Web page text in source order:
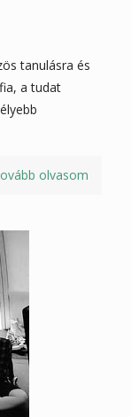
tanulásra és
a tudat
olvasom